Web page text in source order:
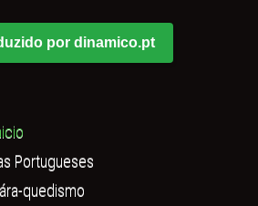
por dinamico.pt
Portugueses
quedismo